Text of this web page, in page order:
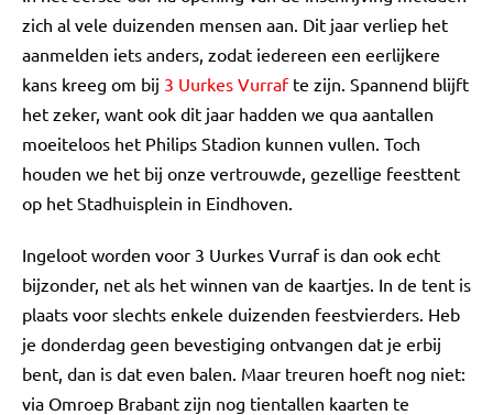
zich al vele duizenden mensen aan. Dit jaar verliep het
aanmelden iets anders, zodat iedereen een eerlijkere
kans kreeg om bij 3 Uurkes Vurrafte zijn. Spannend blijft
het zeker, want ook dit jaar hadden we qua aantallen
moeiteloos het Philips Stadion kunnen vullen. Toch
houden we het bij onze vertrouwde, gezellige feesttent
op het Stadhuisplein in Eindhoven.
Ingeloot worden voor 3 Uurkes Vurraf is dan ook echt
bijzonder, net als het winnen van de kaartjes. In de tent is
plaats voor slechts enkele duizenden feestvierders. Heb
je donderdag geen bevestiging ontvangen dat je erbij
bent, dan is dat even balen. Maar treuren hoeft nog niet:
via Omroep Brabant zijn nog tientallen kaarten te